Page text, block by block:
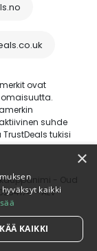
ovat
suhde
tukisi
- Oud
- ALV-
×
kaikki
KAIKKI